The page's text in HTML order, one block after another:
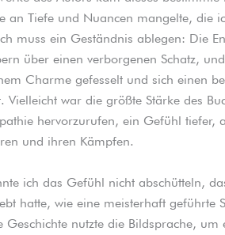
an Tiefe und Nuancen mangelte, die
muss ein Geständnis ablegen: Die
über einen verborgenen Schatz,
Charme gefesselt und sich einen
Vielleicht war die größte Stärke des
hervorzurufen, ein Gefühl tiefer,
und ihren Kämpfen.
ich das Gefühl nicht abschütteln,
hatte, wie eine meisterhaft geführte
nutzte die Bildsprache, um